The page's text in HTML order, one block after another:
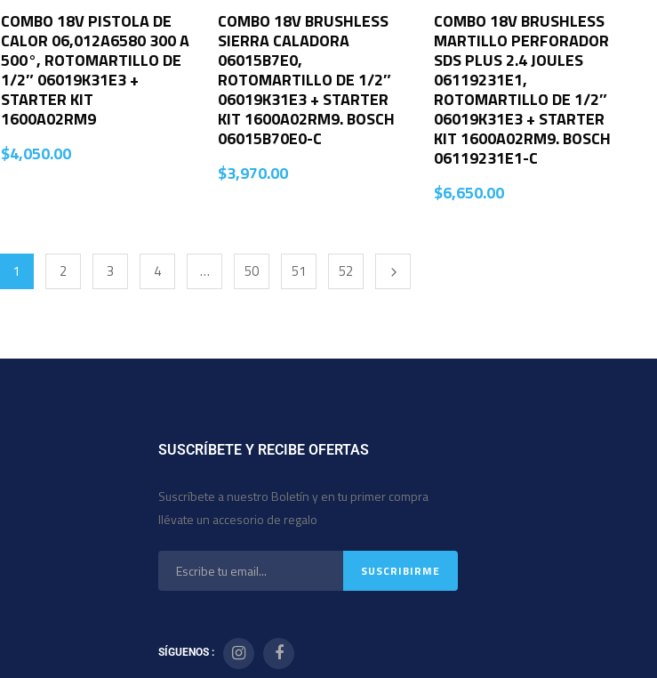
COMBO 18V PISTOLA DE
CALOR 06,012A6580 300 A
500°, ROTOMARTILLO DE
1/2″ 06019K31E3 +
STARTER KIT
1600A02RM9
$4,050.00
COMBO 18V BRUSHLESS
SIERRA CALADORA
06015B7E0,
ROTOMARTILLO DE 1/2″
06019K31E3 + STARTER
KIT 1600A02RM9. BOSCH
06015B70E0-C
$3,970.00
COMBO 18V BRUSHLESS
MARTILLO PERFORADOR
SDS PLUS 2.4 JOULES
06119231E1,
ROTOMARTILLO DE 1/2″
06019K31E3 + STARTER
KIT 1600A02RM9. BOSCH
06119231E1-C
$6,650.00
1 2 3 4 … 50 51 52
SUSCRÍBETE Y RECIBE OFERTAS
Suscríbete a nuestro Boletín y en tu primer compra
llévate un accesorio de regalo
SÍGUENOS :